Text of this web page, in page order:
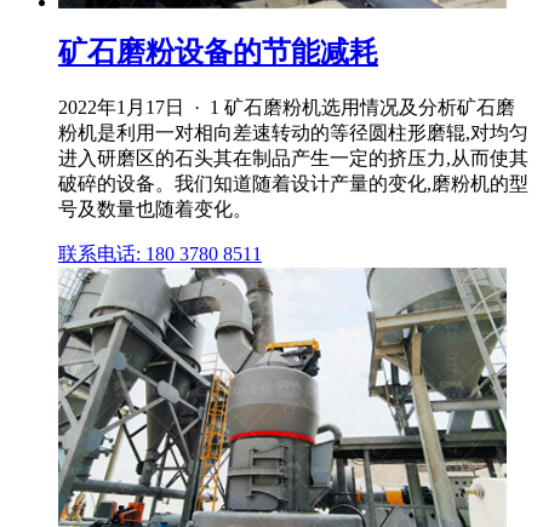
矿石磨粉设备的节能减耗
2022年1月17日 · 1 矿石磨粉机选用情况及分析矿石磨
粉机是利用一对相向差速转动的等径圆柱形磨辊,对均匀
进入研磨区的石头其在制品产生一定的挤压力,从而使其
破碎的设备。我们知道随着设计产量的变化,磨粉机的型
号及数量也随着变化。
联系电话: 180 3780 8511